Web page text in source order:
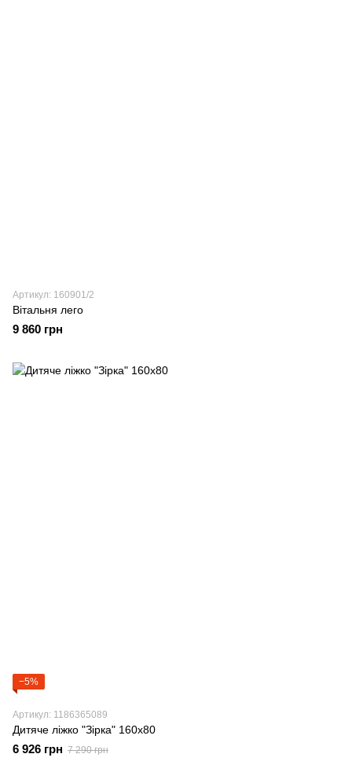
Артикул: 160901/2
Вітальня лего
9 860 грн
−5%
Артикул: 1186365089
Дитяче ліжко "Зірка" 160х80
6 926 грн 7 290 грн